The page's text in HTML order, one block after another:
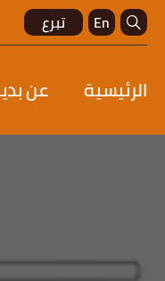
En تبرع
الرئيسية عن